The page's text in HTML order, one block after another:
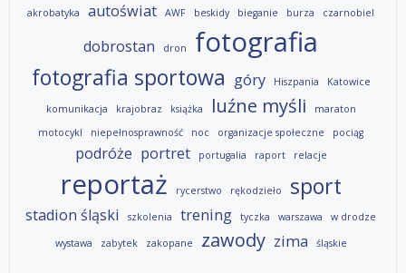
akrobatyka autoświat AWF beskidy bieganie burza czarnobiel
dobrostan dron fotografia
fotografia sportowa góry Hiszpania Katowice
komunikacja krajobraz książka luźne myśli
maraton
motocykl
niepełnosprawność noc organizacje społeczne pociąg
podróże portret portugalia raport relacje
reportaż rycerstwo rękodzieło sport
stadion śląski szkolenia trening tyczka warszawa w drodze
wystawa zabytek zakopane zawody zima śląskie